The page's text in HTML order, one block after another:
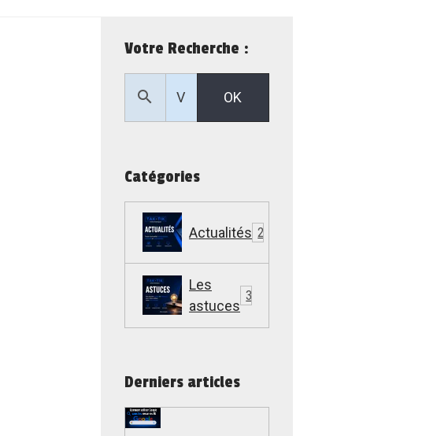
Votre Recherche :
OK
Catégories
Actualités 22
Les
astuces
307
Derniers articles